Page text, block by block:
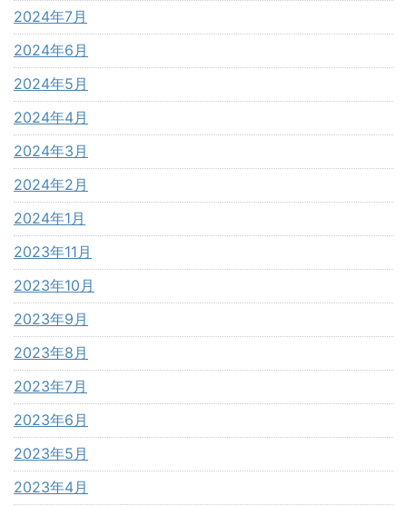
2024年7月
2024年6月
2024年5月
2024年4月
2024年3月
2024年2月
2024年1月
2023年11月
2023年10月
2023年9月
2023年8月
2023年7月
2023年6月
2023年5月
2023年4月